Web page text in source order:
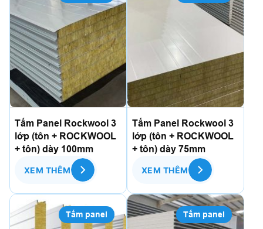
Tấm Panel Rockwool 3
lớp (tôn + ROCKWOOL
+ tôn) dày 100mm
XEM THÊM
Tấm Panel Rockwool 3
lớp (tôn + ROCKWOOL
+ tôn) dày 75mm
XEM THÊM
Tấm panel Tấm panel